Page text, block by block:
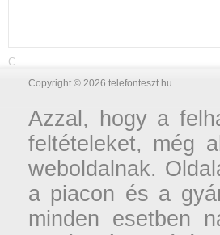
C
Copyright © 2026 telefonteszt.hu
Azzal, hogy a
feltételeket, még
weboldalnak.
a piacon és a
minden esetben